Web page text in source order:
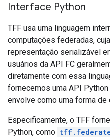
Interface Python
TFF usa uma linguagem
computações federadas,
representação serializável
usuários da API FC
diretamente com essa
fornecemos uma API
envolve como uma forma de
Especificamente, o TFF
Python, como